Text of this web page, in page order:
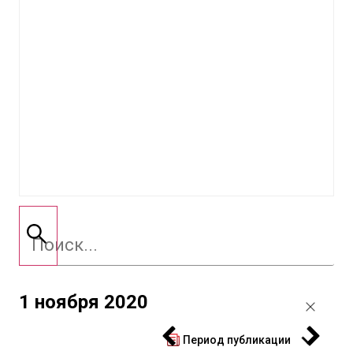
1 ноября 2020
Период публикации